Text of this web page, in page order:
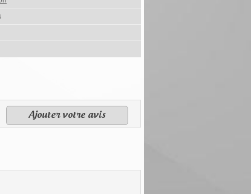
Ajouter votre avis